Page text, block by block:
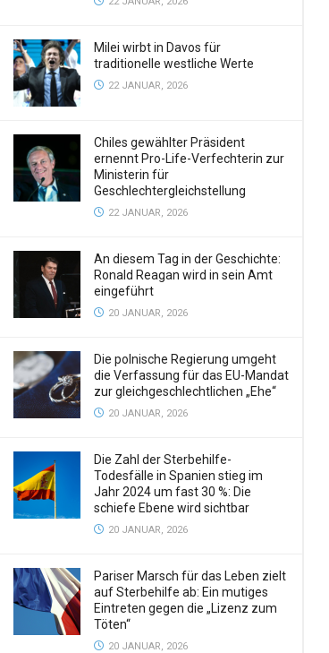
Milei wirbt in Davos für
traditionelle westliche Werte
22 JANUAR, 2026
Chiles gewählter Präsident
ernennt Pro-Life-Verfechterin zur
Ministerin für
Geschlechtergleichstellung
22 JANUAR, 2026
An diesem Tag in der Geschichte:
Ronald Reagan wird in sein Amt
eingeführt
20 JANUAR, 2026
Die polnische Regierung umgeht
die Verfassung für das EU-Mandat
zur gleichgeschlechtlichen „Ehe“
20 JANUAR, 2026
Die Zahl der Sterbehilfe-
Todesfälle in Spanien stieg im
Jahr 2024 um fast 30 %: Die
schiefe Ebene wird sichtbar
20 JANUAR, 2026
Pariser Marsch für das Leben zielt
auf Sterbehilfe ab: Ein mutiges
Eintreten gegen die „Lizenz zum
Töten“
20 JANUAR, 2026